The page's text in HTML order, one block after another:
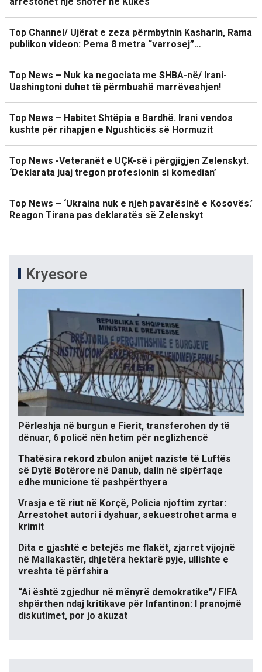
Top Channel/ Ujërat e zeza përmbytnin Kasharin, Rama
publikon videon: Pema 8 metra “varrosej”…
Top News – Nuk ka negociata me SHBA-në/ Irani-
Uashingtoni duhet të përmbushë marrëveshjen!
Top News – Habitet Shtëpia e Bardhë. Irani vendos
kushte për rihapjen e Ngushticës së Hormuzit
Top News -Veteranët e UÇK-së i përgjigjen Zelenskyt.
‘Deklarata juaj tregon profesionin si komedian’
Top News – ‘Ukraina nuk e njeh pavarësinë e Kosovës.’
Reagon Tirana pas deklaratës së Zelenskyt
Kryesore
Përleshja në burgun e Fierit, transferohen dy të
dënuar, 6 policë nën hetim për neglizhencë
Thatësira rekord zbulon anijet naziste të Luftës
së Dytë Botërore në Danub, dalin në sipërfaqe
edhe municione të pashpërthyera
Vrasja e të riut në Korçë, Policia njoftim zyrtar:
Arrestohet autori i dyshuar, sekuestrohet arma e
krimit
Dita e gjashtë e betejës me flakët, zjarret vijojnë
në Mallakastër, dhjetëra hektarë pyje, ullishte e
vreshta të përfshira
“Ai është zgjedhur në mënyrë demokratike”/ FIFA
shpërthen ndaj kritikave për Infantinon: I pranojmë
diskutimet, por jo akuzat